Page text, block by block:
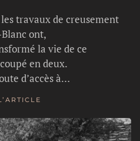
travaux de creusement
ont,
la vie de ce
en deux.
d’accès à…